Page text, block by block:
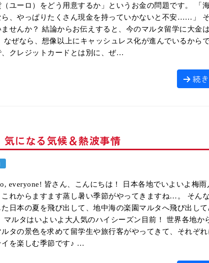
ユーロ）をどう用意するか」というお金の問題です。 「
ら、やっぱりたくさん現金を持っていかないと不安……」
せんか？ 結論からお伝えすると、今のマルタ留学に大金
なぜなら、想像以上にキャッシュレス化が進んでいるから
、クレジットカードとは別に、ぜ…
続
になる気候＆熱波事情
everyone! 皆さん、こんにちは！ 日本各地でいよいよ梅雨
これからますます蒸し暑い季節がやってきますね…。 そん
た日本の夏を飛び出して、地中海の楽園マルタへ飛び出し
マルタはいよいよ大人気のハイシーズン目前！ 世界各地か
ルタの景色を求めて留学生や旅行客がやってきて、それぞれ
イを楽しむ季節です♪ …